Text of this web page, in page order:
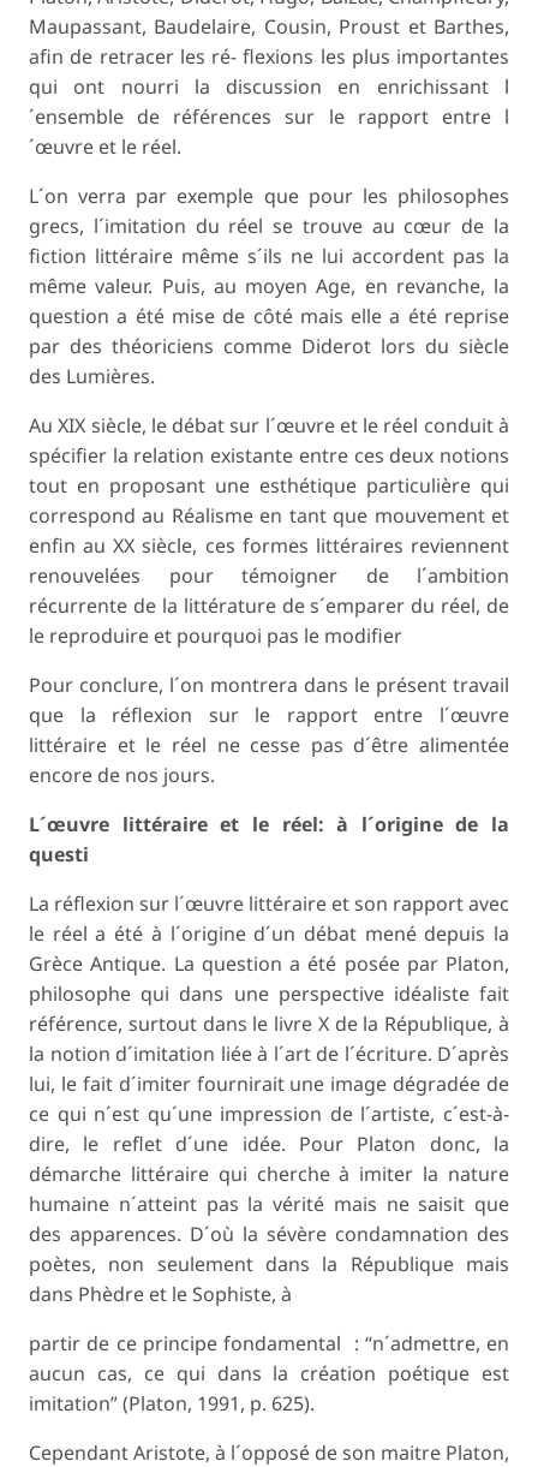
Maupassant, Baudelaire, Cousin, Proust et Barthes,
afin de retracer les ré- flexions les plus importantes
qui ont nourri la discussion en enrichissant l
´ensemble de références sur le rapport entre l
´œuvre et le réel.
L´on verra par exemple que pour les philosophes
grecs, l´imitation du réel se trouve au cœur de la
fiction littéraire même s´ils ne lui accordent pas la
même valeur. Puis, au moyen Age, en revanche, la
question a été mise de côté mais elle a été reprise
par des théoriciens comme Diderot lors du siècle
des Lumières.
Au XIX siècle, le débat sur l´œuvre et le réel conduit à
spécifier la relation existante entre ces deux notions
tout en proposant une esthétique particulière qui
correspond au Réalisme en tant que mouvement et
enfin au XX siècle, ces formes littéraires reviennent
renouvelées pour témoigner de l´ambition
récurrente de la littérature de s´emparer du réel, de
le reproduire et pourquoi pas le modifier
Pour conclure, l´on montrera dans le présent travail
que la réflexion sur le rapport entre l´œuvre
littéraire et le réel ne cesse pas d´être alimentée
encore de nos jours.
L´œuvre littéraire et le réel: à l´origine de la
questi
La réflexion sur l´œuvre littéraire et son rapport avec
le réel a été à l´origine d´un débat mené depuis la
Grèce Antique. La question a été posée par Platon,
philosophe qui dans une perspective idéaliste fait
référence, surtout dans le livre X de la République, à
la notion d´imitation liée à l´art de l´écriture. D´après
lui, le fait d´imiter fournirait une image dégradée de
ce qui n´est qu´une impression de l´artiste, c´est-à-
dire, le reflet d´une idée. Pour Platon donc, la
démarche littéraire qui cherche à imiter la nature
humaine n´atteint pas la vérité mais ne saisit que
des apparences. D´où la sévère condamnation des
poètes, non seulement dans la Républiquemais
dans Phèdre et leSophiste, à
partir de ce principe fondamental : “n´admettre, en
aucun cas, ce qui dans la création poétique est
imitation” (Platon, 1991, p. 625).
Cependant Aristote, à l´opposé de son maitre Platon,